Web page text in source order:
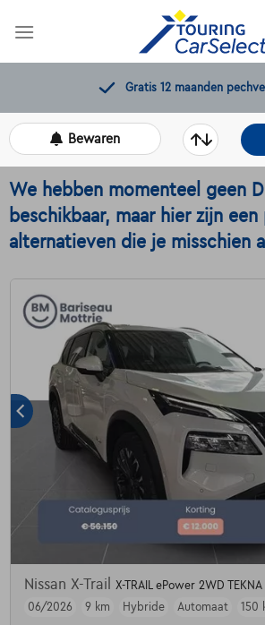
Gratis 12 maanden
Bewaren
We hebben momenteel geen
beschikbaar, maar hier zijn een
alternatieven die je misschien
Nissan X-Trail
X-TRAIL ePower 2WD TEKNA
06/2026
9 km Hybride Automaat 150